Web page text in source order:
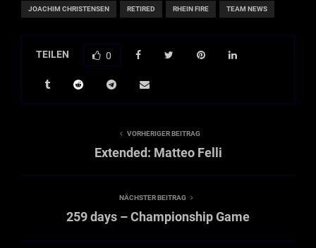
JOACHIM CHRISTENSEN RETIRED RHEIN FIRE TEAM NEWS
TEILEN 0
VORHERIGER BEITRAG
Extended: Matteo Felli
NÄCHSTER BEITRAG
259 days – Championship Game